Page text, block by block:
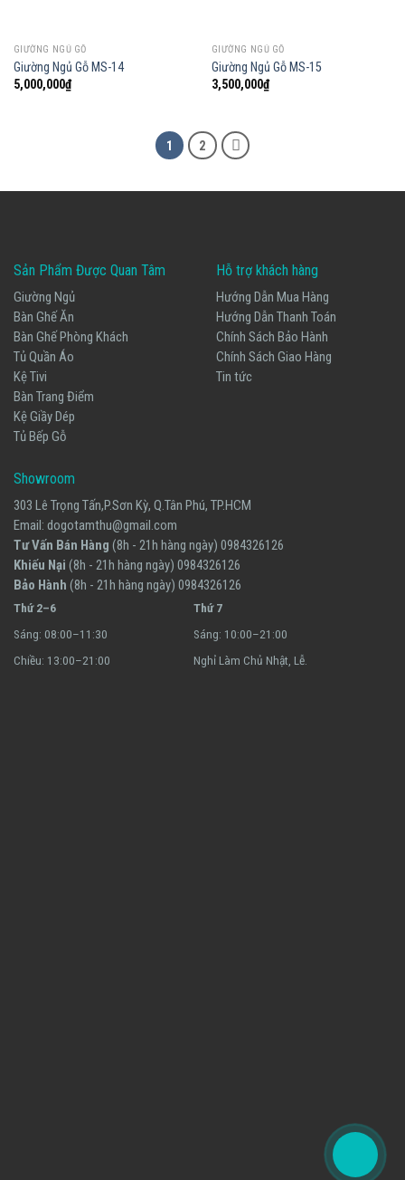
GIƯỜNG NGỦ GỖ
Giường Ngủ Gỗ MS-14
5,000,000₫
GIƯỜNG NGỦ GỖ
Giường Ngủ Gỗ MS-15
3,500,000₫
1 2
Sản Phẩm Được Quan Tâm
Giường Ngủ
Bàn Ghế Ăn
Bàn Ghế Phòng Khách
Tủ Quần Áo
Kệ Tivi
Bàn Trang Điểm
Kệ Giầy Dép
Tủ Bếp Gỗ
Hỗ trợ khách hàng
Hướng Dẫn Mua Hàng
Hướng Dẫn Thanh Toán
Chính Sách Bảo Hành
Chính Sách Giao Hàng
Tin tức
Showroom
303 Lê Trọng Tấn,P.Sơn Kỳ, Q.Tân Phú, TP.HCM
Email: dogotamthu@gmail.com
Tư Vấn Bán Hàng (8h - 21h hàng ngày) 0984326126
Khiếu Nại (8h - 21h hàng ngày) 0984326126
Bảo Hành (8h - 21h hàng ngày) 0984326126
Thứ 2–6
Thứ 7
Sáng: 08:00–11:30
Sáng: 10:00–21:00
Chiều: 13:00–21:00
Nghỉ Làm Chủ Nhật, Lễ.